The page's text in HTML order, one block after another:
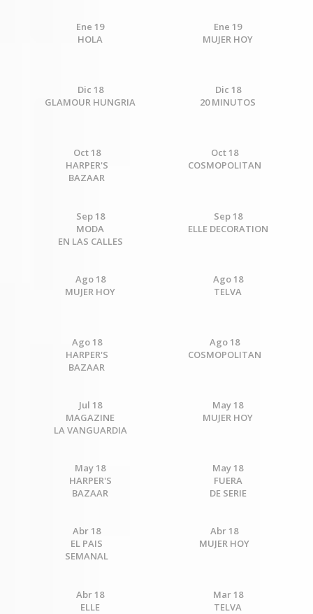
Ene 19
HOLA
Ene 19
MUJER HOY
Dic 18
GLAMOUR HUNGRIA
Dic 18
20 MINUTOS
Oct 18
HARPER'S
BAZAAR
Oct 18
COSMOPOLITAN
Sep 18
MODA
EN LAS CALLES
Sep 18
ELLE DECORATION
Ago 18
MUJER HOY
Ago 18
TELVA
Ago 18
HARPER'S
BAZAAR
Ago 18
COSMOPOLITAN
Jul 18
MAGAZINE
LA VANGUARDIA
May 18
MUJER HOY
May 18
HARPER'S
BAZAAR
May 18
FUERA
DE SERIE
Abr 18
EL PAIS
SEMANAL
Abr 18
MUJER HOY
Abr 18
ELLE
Mar 18
TELVA